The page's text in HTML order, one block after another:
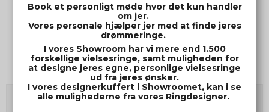
Eksklusive Vielsesringe Simply Love B108-2
WM-B108-2
Book et personligt møde hvor det kun handler
om jer.
Vores personale hjælper jer med at finde jeres
drømmeringe.
I vores Showroom har vi mere end 1.500
forskellige vielsesringe, samt muligheden for
at designe jeres egne, personlige vielsesringe
ud fra jeres ønsker.
I vores designerkuffert i Showroomet, kan i se
alle mulighederne fra vores Ringdesigner.